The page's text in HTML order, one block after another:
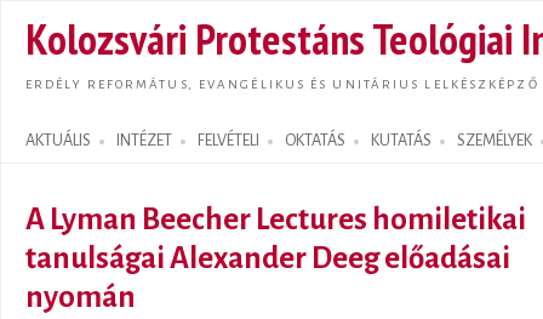
Kolozsvári Protestáns Teológiai
ERDÉLY REFORMÁTUS, EVANGÉLIKUS ÉS UNITÁRIUS LELKÉSZKÉPZŐ
AKTUÁLIS INTÉZET FELVÉTELI OKTATÁS KUTATÁS SZEMÉLYEK
Search form
A Lyman Beecher Lectures homiletikai
tanulságai Alexander Deeg előadásai
nyomán